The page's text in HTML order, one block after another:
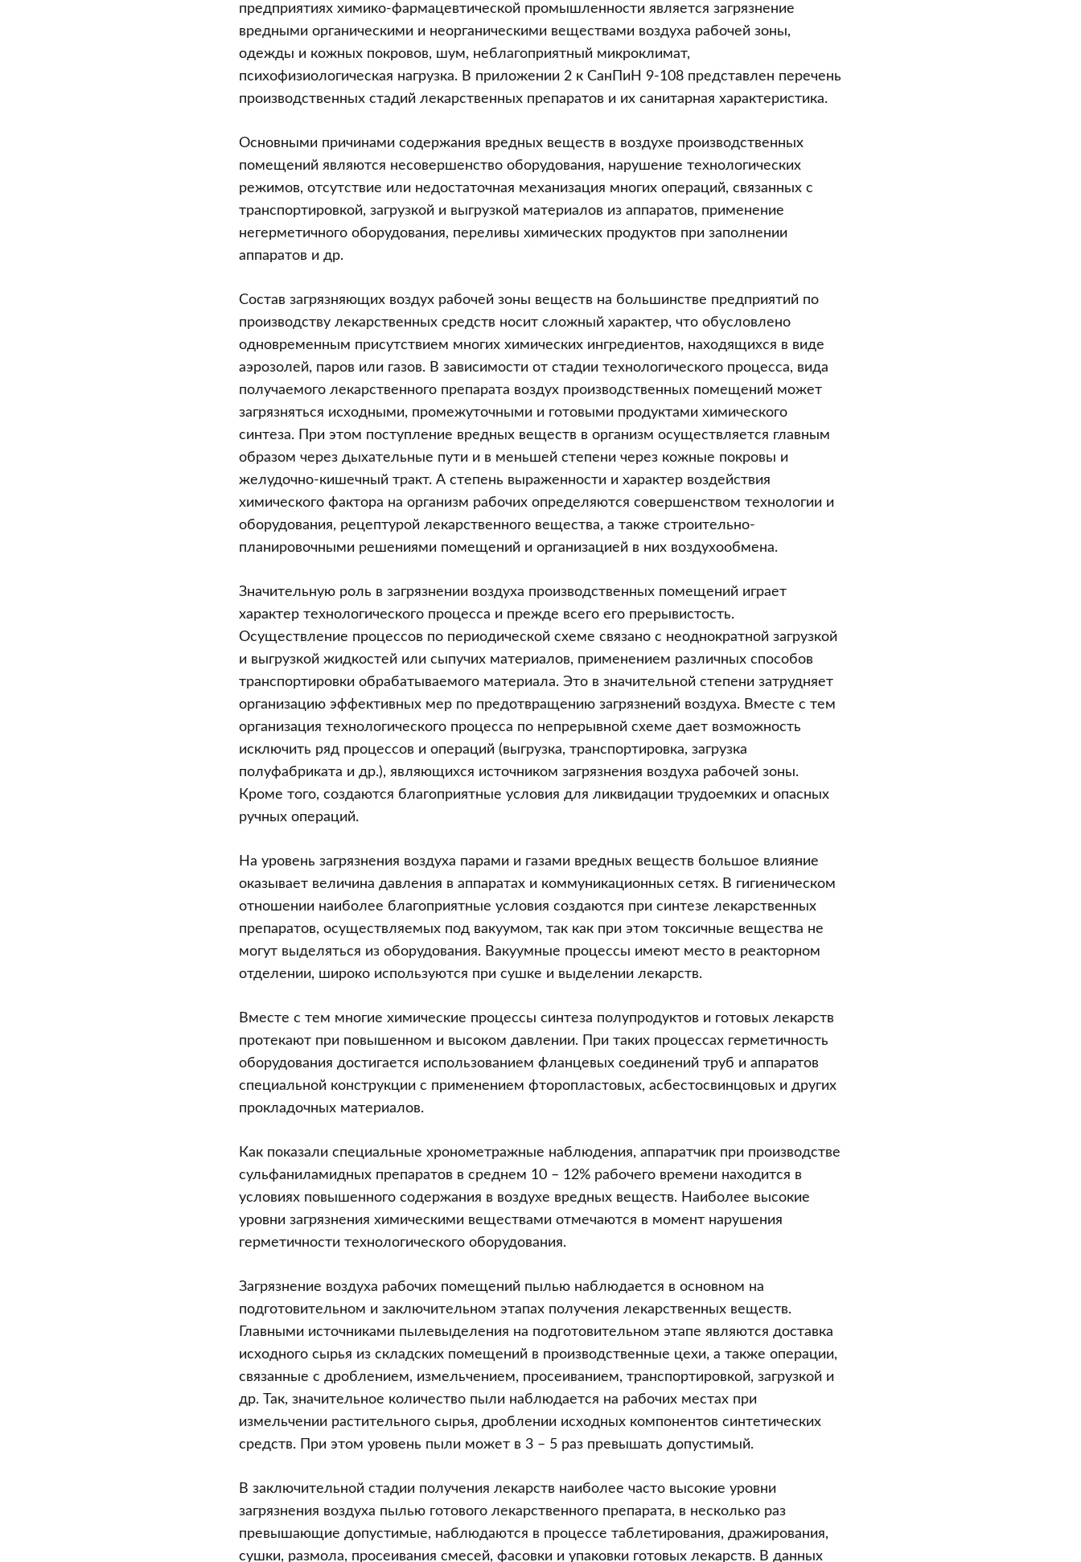
предприятиях химико-фармацевтической промышленности является загрязнение
вредными органическими и неорганическими веществами воздуха рабочей зоны,
одежды и кожных покровов, шум, неблагоприятный микроклимат,
психофизиологическая нагрузка. В приложении 2 к СанПиН 9-108 представлен перечень
производственных стадий лекарственных препаратов и их санитарная характеристика.
Основными причинами содержания вредных веществ в воздухе производственных
помещений являются несовершенство оборудования, нарушение технологических
режимов, отсутствие или недостаточная механизация многих операций, связанных с
транспортировкой, загрузкой и выгрузкой материалов из аппаратов, применение
негерметичного оборудования, переливы химических продуктов при заполнении
аппаратов и др.
Состав загрязняющих воздух рабочей зоны веществ на большинстве предприятий по
производству лекарственных средств носит сложный характер, что обусловлено
одновременным присутствием многих химических ингредиентов, находящихся в виде
аэрозолей, паров или газов. В зависимости от стадии технологического процесса, вида
получаемого лекарственного препарата воздух производственных помещений может
загрязняться исходными, промежуточными и готовыми продуктами химического
синтеза. При этом поступление вредных веществ в организм осуществляется главным
образом через дыхательные пути и в меньшей степени через кожные покровы и
желудочно-кишечный тракт. А степень выраженности и характер воздействия
химического фактора на организм рабочих определяются совершенством технологии и
оборудования, рецептурой лекарственного вещества, а также строительно-
планировочными решениями помещений и организацией в них воздухообмена.
Значительную роль в загрязнении воздуха производственных помещений играет
характер технологического процесса и прежде всего его прерывистость.
Осуществление процессов по периодической схеме связано с неоднократной загрузкой
и выгрузкой жидкостей или сыпучих материалов, применением различных способов
транспортировки обрабатываемого материала. Это в значительной степени затрудняет
организацию эффективных мер по предотвращению загрязнений воздуха. Вместе с тем
организация технологического процесса по непрерывной схеме дает возможность
исключить ряд процессов и операций (выгрузка, транспортировка, загрузка
полуфабриката и др.), являющихся источником загрязнения воздуха рабочей зоны.
Кроме того, создаются благоприятные условия для ликвидации трудоемких и опасных
ручных операций.
На уровень загрязнения воздуха парами и газами вредных веществ большое влияние
оказывает величина давления в аппаратах и коммуникационных сетях. В гигиеническом
отношении наиболее благоприятные условия создаются при синтезе лекарственных
препаратов, осуществляемых под вакуумом, так как при этом токсичные вещества не
могут выделяться из оборудования. Вакуумные процессы имеют место в реакторном
отделении, широко используются при сушке и выделении лекарств.
Вместе с тем многие химические процессы синтеза полупродуктов и готовых лекарств
протекают при повышенном и высоком давлении. При таких процессах герметичность
оборудования достигается использованием фланцевых соединений труб и аппаратов
специальной конструкции с применением фторопластовых, асбестосвинцовых и других
прокладочных материалов.
Как показали специальные хронометражные наблюдения, аппаратчик при производстве
сульфаниламидных препаратов в среднем 10 – 12% рабочего времени находится в
условиях повышенного содержания в воздухе вредных веществ. Наиболее высокие
уровни загрязнения химическими веществами отмечаются в момент нарушения
герметичности технологического оборудования.
Загрязнение воздуха рабочих помещений пылью наблюдается в основном на
подготовительном и заключительном этапах получения лекарственных веществ.
Главными источниками пылевыделения на подготовительном этапе являются доставка
исходного сырья из складских помещений в производственные цехи, а также операции,
связанные с дроблением, измельчением, просеиванием, транспортировкой, загрузкой и
др. Так, значительное количество пыли наблюдается на рабочих местах при
измельчении растительного сырья, дроблении исходных компонентов синтетических
средств. При этом уровень пыли может в 3 – 5 раз превышать допустимый.
В заключительной стадии получения лекарств наиболее часто высокие уровни
загрязнения воздуха пылью готового лекарственного препарата, в несколько раз
превышающие допустимые, наблюдаются в процессе таблетирования, дражирования,
сушки, размола, просеивания смесей, фасовки и упаковки готовых лекарств. В данных